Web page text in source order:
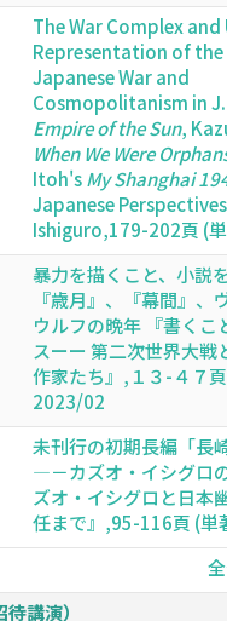
The War Complex and
Representation of the
Japanese War and
Cosmopolitanism in J.
Empire of the Sun,
When We Were
Itoh'sMy Shanghai
Japanese
Ishiguro,179-202頁 (
暴力を描くこと、小説
『歳月』、『幕間』、
ウルフの晩年 『書くこ
スーー 第二次世界大戦
作家たち』,１３-４７
2023/02
未刊行の初期長編「長
―－カズオ・イシグロ
ズオ・イシグロと日本
任まで』,95-116頁 (単
講演）